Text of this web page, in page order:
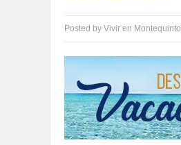
Posted by Vivir en Montequinto